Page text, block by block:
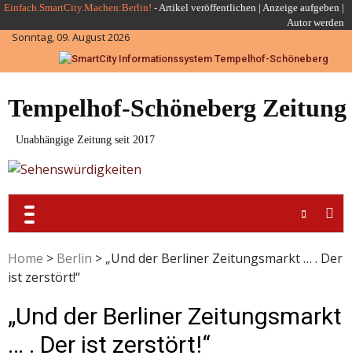
Skip
to
content
Einfach.SmartCity.Machen:Berlin! -Artikel veröffentlichen | Anzeige aufgeben |
Autor werden
Sonntag, 09. August 2026
Tempelhof-Schöneberg Zeitung
Unabhängige Zeitung seit 2017
Home > Berlin > „Und der Berliner Zeitungsmarkt … . Der
ist zerstört!“
„Und der Berliner Zeitungsmarkt
… . Der ist zerstört!“